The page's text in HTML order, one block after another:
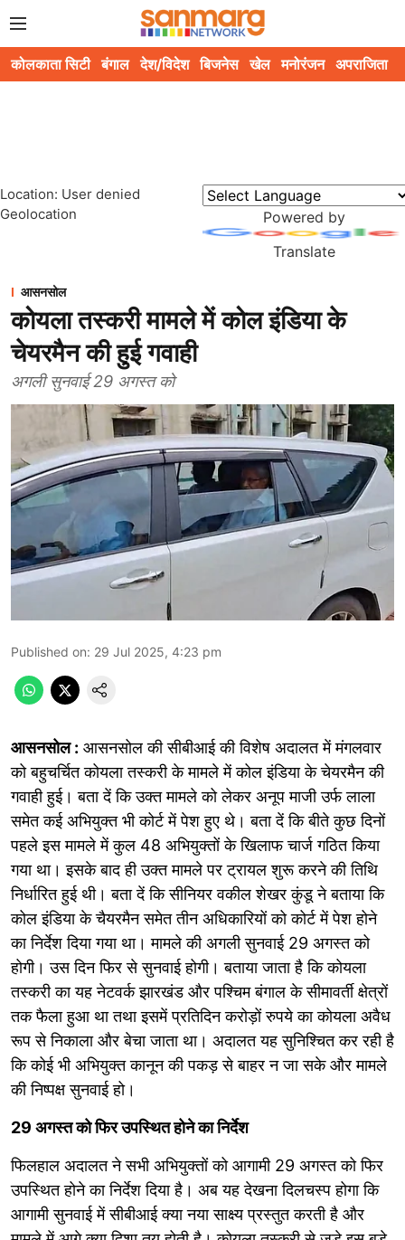
कोलकाता सिटी बंगाल देश/विदेश बिजनेस खेल मनोरंजन अपराजिता
Location: User denied
Geolocation
Powered by
Translate
आसनसोल
कोयला तस्करी मामले में कोल इंडिया के
चेयरमैन की हुई गवाही
अगली सुनवाई 29 अगस्त को
Published on: 29 Jul 2025, 4:23 pm
आसनसोल : आसनसोल की सीबीआई की विशेष अदालत में मंगलवार
को बहुचर्चित कोयला तस्करी के मामले में कोल इंडिया के चेयरमैन की
गवाही हुई। बता दें कि उक्त मामले को लेकर अनूप माजी उर्फ लाला
समेत कई अभियुक्त भी कोर्ट में पेश हुए थे। बता दें कि बीते कुछ दिनों
पहले इस मामले में कुल 48 अभियुक्तों के खिलाफ चार्ज गठित किया
गया था। इसके बाद ही उक्त मामले पर ट्रायल शुरू करने की तिथि
निर्धारित हुई थी। बता दें कि सीनियर वकील शेखर कुंडू ने बताया कि
कोल इंडिया के चैयरमैन समेत तीन अधिकारियों को कोर्ट में पेश होने
का निर्देश दिया गया था। मामले की अगली सुनवाई 29 अगस्त को
होगी। उस दिन फिर से सुनवाई होगी। बताया जाता है कि कोयला
तस्करी का यह नेटवर्क झारखंड और पश्चिम बंगाल के सीमावर्ती क्षेत्रों
तक फैला हुआ था तथा इसमें प्रतिदिन करोड़ों रुपये का कोयला अवैध
रूप से निकाला और बेचा जाता था। अदालत यह सुनिश्चित कर रही है
कि कोई भी अभियुक्त कानून की पकड़ से बाहर न जा सके और मामले
की निष्पक्ष सुनवाई हो।
29 अगस्त को फिर उपस्थित होने का निर्देश
फिलहाल अदालत ने सभी अभियुक्तों को आगामी 29 अगस्त को फिर
उपस्थित होने का निर्देश दिया है। अब यह देखना दिलचस्प होगा कि
आगामी सुनवाई में सीबीआई क्या नया साक्ष्य प्रस्तुत करती है और